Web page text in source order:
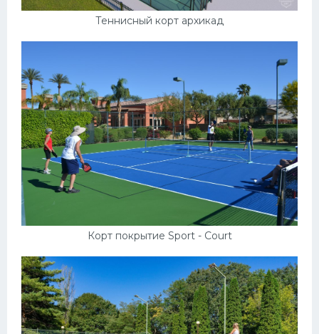
Теннисный корт архикад
Корт покрытие Sport - Court